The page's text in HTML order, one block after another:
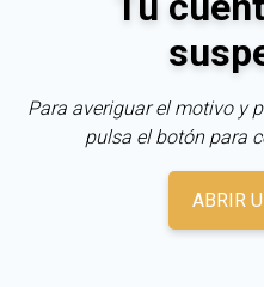
Para averiguar el motivo y
pulsa el botón para
ABRIR